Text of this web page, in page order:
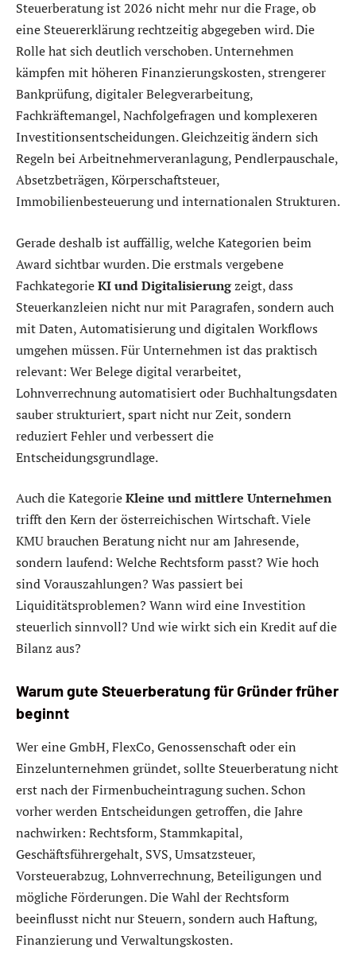
Steuerberatung ist 2026 nicht mehr nur die Frage, ob
eine Steuererklärung rechtzeitig abgegeben wird. Die
Rolle hat sich deutlich verschoben. Unternehmen
kämpfen mit höheren Finanzierungskosten, strengerer
Bankprüfung, digitaler Belegverarbeitung,
Fachkräftemangel, Nachfolgefragen und komplexeren
Investitionsentscheidungen. Gleichzeitig ändern sich
Regeln bei Arbeitnehmerveranlagung, Pendlerpauschale,
Absetzbeträgen, Körperschaftsteuer,
Immobilienbesteuerung und internationalen Strukturen.
Gerade deshalb ist auffällig, welche Kategorien beim
Award sichtbar wurden. Die erstmals vergebene
FachkategorieKI und Digitalisierungzeigt, dass
Steuerkanzleien nicht nur mit Paragrafen, sondern auch
mit Daten, Automatisierung und digitalen Workflows
umgehen müssen. Für Unternehmen ist das praktisch
relevant: Wer Belege digital verarbeitet,
Lohnverrechnung automatisiert oder Buchhaltungsdaten
sauber strukturiert, spart nicht nur Zeit, sondern
reduziert Fehler und verbessert die
Entscheidungsgrundlage.
Auch die KategorieKleine und mittlere Unternehmen
trifft den Kern der österreichischen Wirtschaft. Viele
KMU brauchen Beratung nicht nur am Jahresende,
sondern laufend: Welche Rechtsform passt? Wie hoch
sind Vorauszahlungen? Was passiert bei
Liquiditätsproblemen? Wann wird eine Investition
steuerlich sinnvoll? Und wie wirkt sich ein Kredit auf die
Bilanz aus?
Warum gute Steuerberatung für Gründer früher
beginnt
Wer eine GmbH, FlexCo, Genossenschaft oder ein
Einzelunternehmen gründet, sollte Steuerberatung nicht
erst nach der Firmenbucheintragung suchen. Schon
vorher werden Entscheidungen getroffen, die Jahre
nachwirken: Rechtsform, Stammkapital,
Geschäftsführergehalt, SVS, Umsatzsteuer,
Vorsteuerabzug, Lohnverrechnung, Beteiligungen und
mögliche Förderungen. Die Wahl der Rechtsform
beeinflusst nicht nur Steuern, sondern auch Haftung,
Finanzierung und Verwaltungskosten.